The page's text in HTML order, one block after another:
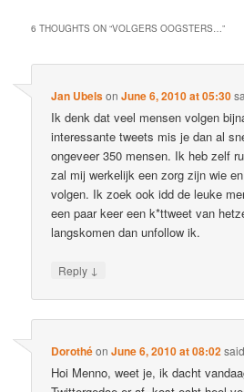
6 THOUGHTS ON “VOLGERS OOGSTERS…”
Jan UbelsonJune 6, 2010 at 05:30
Ik denk dat veel mensen volgen
interessante tweets mis je dan al
ongeveer 350 mensen. Ik heb zelf
zal mij werkelijk een zorg zijn wie
volgen. Ik zoek ook idd de leuke
een paar keer een k*ttweet van
langskomen dan unfollow ik.
Reply ↓
DorothéonJune 6, 2010 at 08:02
Hoi Menno, weet je, ik dacht